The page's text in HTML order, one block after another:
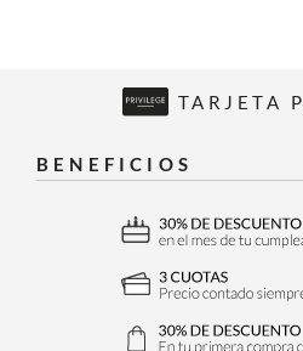
TARJETA
BENEFICIOS